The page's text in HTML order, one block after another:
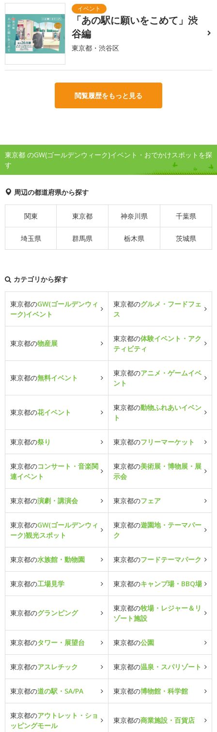
「あの駅に願いをこめて」渋
谷編
東京都・渋谷区
閲覧履歴をもっと見る
東京都 のGW(ゴールデンウィーク)イベント・おでかけスポットを探
す
周辺の都道府県から探す
関東 東京都 神奈川県 千葉県
埼玉県 群馬県 栃木県 茨城県
カテゴリから探す
東京都のGW(ゴールデンウィ
ーク)イベント
東京都のグルメ・フードフェ
ス
東京都の物産展
東京都の体験イベント・アク
ティビティ
東京都の無料イベント
東京都のアニメ・ゲームイベ
ント
東京都の花イベント
東京都の動物ふれあいイベン
ト
東京都の祭り 東京都のフリーマーケット
東京都のコンサート・音楽関
連イベント
東京都の美術展・博物展・展
示会
東京都の演劇・講演会 東京都のフェア
東京都のGW(ゴールデンウィ
ーク)観光スポット
東京都の遊園地・テーマパー
ク
東京都の水族館・動物園 東京都のフードテーマパーク
東京都の工場見学 東京都のキャンプ場・BBQ場
東京都のグランピング
東京都の牧場・レジャー＆リ
ゾート施設
東京都のタワー・展望台 東京都の公園
東京都のアスレチック 東京都の温泉・スパリゾート
東京都の道の駅・SA/PA 東京都の博物館・科学館
東京都のアウトレット・ショ
ッピングモール
東京都の商業施設・百貨店